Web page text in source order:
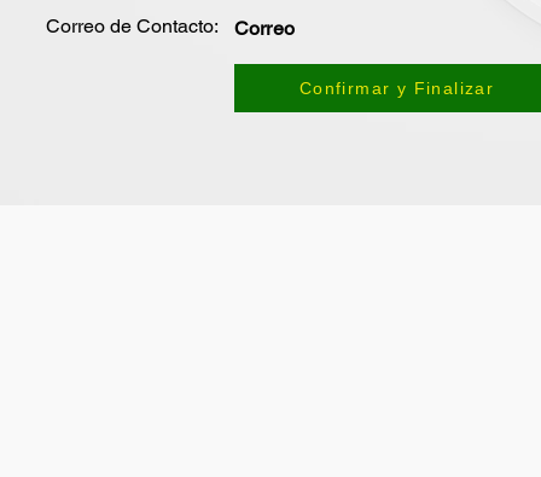
Correo de Contacto:
Correo
Confirmar y Finalizar